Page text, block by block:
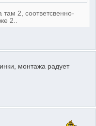
там 2, соответсвенно-
2..
монтажа радует